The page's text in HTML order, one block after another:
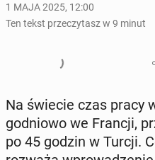
1 MAJA 2025, 12:00
Ten tekst przeczytasz w 9 minut
Na świecie czas pracy
go­dnio­wo we Francji,
po 45 godzin w Turcji.